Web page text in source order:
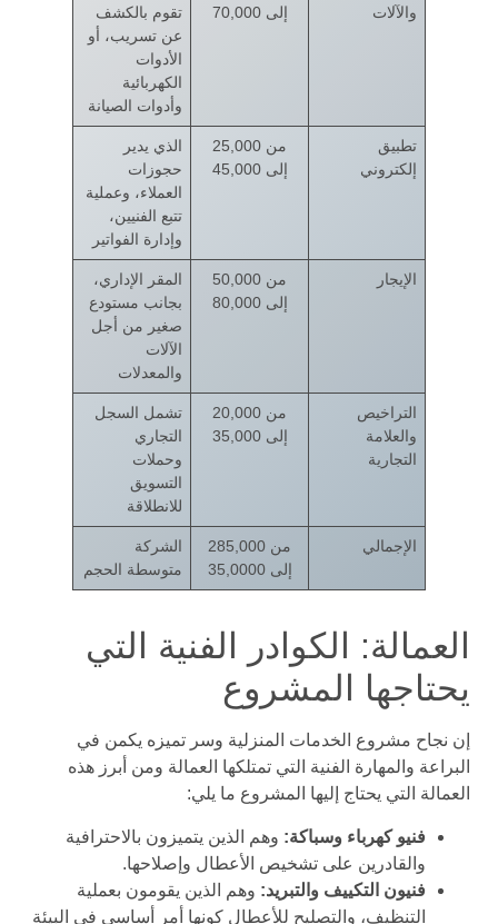
والآلات
إلى 70,000
تقوم بالكشف
عن تسريب، أو
الأدوات
الكهربائية
وأدوات الصيانة
تطبيق
إلكتروني
من 25,000
إلى 45,000
الذي يدير
حجوزات
العملاء، وعملية
تتبع الفنيين،
وإدارة الفواتير
الإيجار
من 50,000
إلى 80,000
المقر الإداري،
بجانب مستودع
صغير من أجل
الآلات
والمعدلات
التراخيص
والعلامة
التجارية
من 20,000
إلى 35,000
تشمل السجل
التجاري
وحملات
التسويق
للانطلاقة
الإجمالي
من 285,000
إلى 35,0000
الشركة
متوسطة الحجم
العمالة: الكوادر الفنية التي
يحتاجها المشروع
إن نجاح مشروع الخدمات المنزلية وسر تميزه يكمن في
البراعة والمهارة الفنية التي تمتلكها العمالة ومن أبرز هذه
العمالة التي يحتاج إليها المشروع ما يلي:
فنيو كهرباء وسباكة: وهم الذين يتميزون بالاحترافية
والقادرين على تشخيص الأعطال وإصلاحها.
فنيون التكييف والتبريد: وهم الذين يقومون بعملية
التنظيف، والتصليح للأعطال كونها أمر أساسي في البيئة